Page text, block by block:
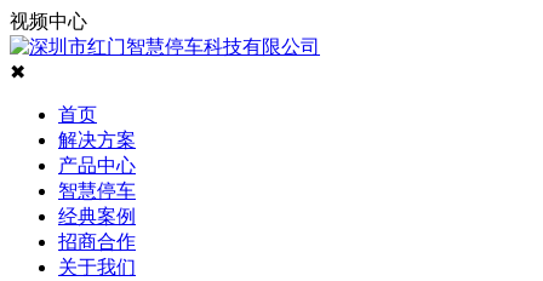
视频中心
✖
首页
解决方案
产品中心
智慧停车
经典案例
招商合作
关于我们